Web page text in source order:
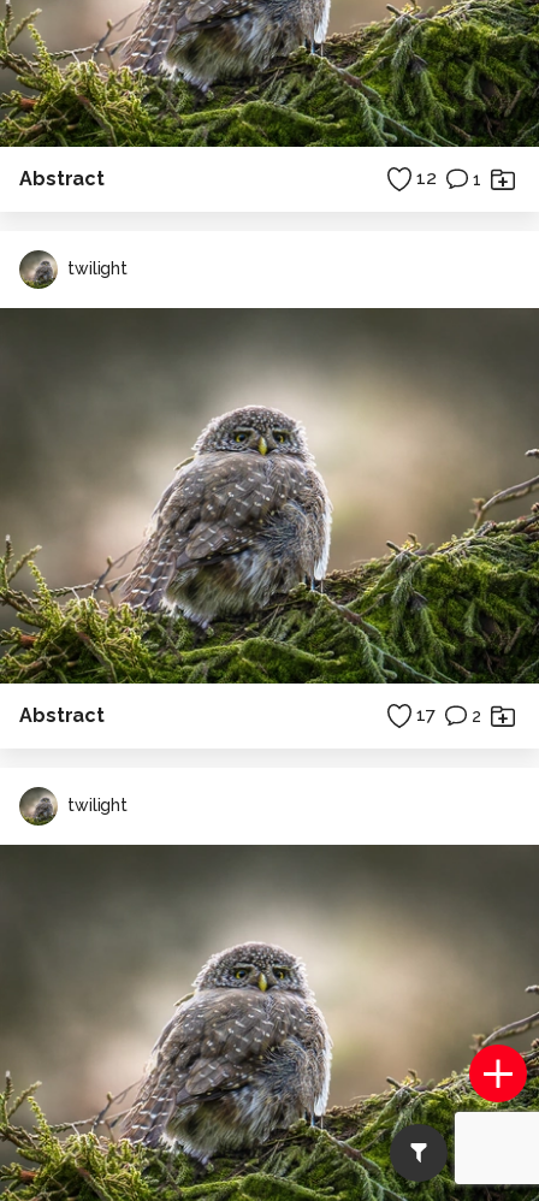
Abstract 12 1
twilight
Abstract 17 2
twilight